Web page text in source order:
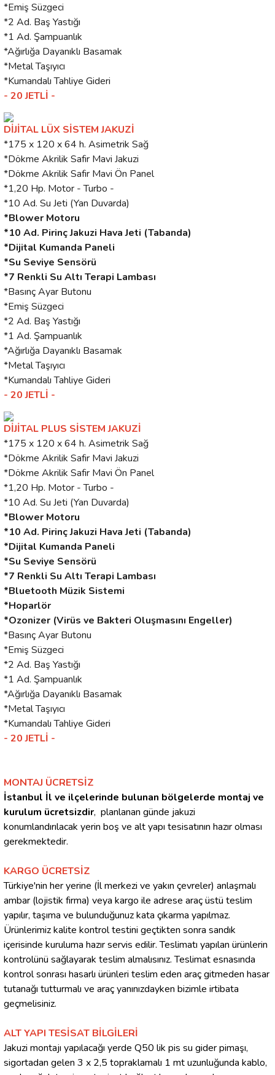
*Emiş Süzgeci
*2 Ad. Baş Yastığı
*1 Ad. Şampuanlık
*Ağırlığa Dayanıklı Basamak
*Metal Taşıyıcı
*Kumandalı Tahliye Gideri
- 20 JETLİ -
DİJİTAL LÜX SİSTEM JAKUZİ
*175 x 120 x 64 h. Asimetrik Sağ
*Dökme Akrilik Safir Mavi Jakuzi
*Dökme Akrilik Safir Mavi Ön Panel
*1,20 Hp. Motor - Turbo -
*10 Ad. Su Jeti (Yan Duvarda)
*Blower Motoru
*10 Ad. Pirinç Jakuzi Hava Jeti (Tabanda)
*Dijital Kumanda Paneli
*Su Seviye Sensörü
*7 Renkli Su Altı Terapi Lambası
*Basınç Ayar Butonu
*Emiş Süzgeci
*2 Ad. Baş Yastığı
*1 Ad. Şampuanlık
*Ağırlığa Dayanıklı Basamak
*Metal Taşıyıcı
*Kumandalı Tahliye Gideri
- 20 JETLİ -
DİJİTAL PLUS SİSTEM JAKUZİ
*175 x 120 x 64 h. Asimetrik Sağ
*Dökme Akrilik Safir Mavi Jakuzi
*Dökme Akrilik Safir Mavi Ön Panel
*1,20 Hp. Motor - Turbo -
*10 Ad. Su Jeti (Yan Duvarda)
*Blower Motoru
*10 Ad. Pirinç Jakuzi Hava Jeti (Tabanda)
*Dijital Kumanda Paneli
*Su Seviye Sensörü
*7 Renkli Su Altı Terapi Lambası
*Bluetooth Müzik Sistemi
*Hoparlör
*Ozonizer (Virüs ve Bakteri Oluşmasını Engeller)
*Basınç Ayar Butonu
*Emiş Süzgeci
*2 Ad. Baş Yastığı
*1 Ad. Şampuanlık
*Ağırlığa Dayanıklı Basamak
*Metal Taşıyıcı
*Kumandalı Tahliye Gideri
- 20 JETLİ -
MONTAJ ÜCRETSİZ
İstanbul İl ve ilçelerinde bulunan bölgelerde montaj ve
kurulum ücretsizdir, planlanan günde jakuzi
konumlandırılacak yerin boş ve alt yapı tesisatının hazır olması
gerekmektedir.
KARGO ÜCRETSİZ
Türkiye'nin her yerine (İl merkezi ve yakın çevreler) anlaşmalı
ambar (lojistik firma) veya kargo ile adrese araç üstü teslim
yapılır, taşıma ve bulunduğunuz kata çıkarma yapılmaz.
Ürünlerimiz kalite kontrol testini geçtikten sonra sandık
içerisinde kuruluma hazır servis edilir. Teslimatı yapılan ürünlerin
kontrolünü sağlayarak teslim almalısınız. Teslimat esnasında
kontrol sonrası hasarlı ürünleri teslim eden araç gitmeden hasar
tutanağı tutturmalı ve araç yanınızdayken bizimle irtibata
geçmelisiniz.
ALT YAPI TESİSAT BİLGİLERİ
Jakuzi montajı yapılacağı yerde Q50 lik pis su gider pimaşı,
sigortadan gelen 3 x 2,5 topraklamalı 1 mt uzunluğunda kablo,